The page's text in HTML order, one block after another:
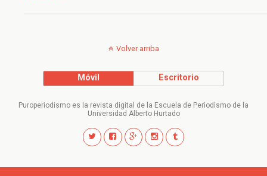
Volver arriba
Móvil Escritorio
Puroperiodismo es la revista digital de la Escuela de Periodismo de la
Universidad Alberto Hurtado